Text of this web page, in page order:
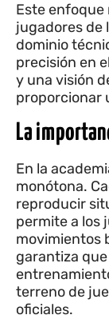
Este enfoque
jugadores de
dominio
precisión en
y una visión
proporcionar
La
En la
monótona.
reproducir
permite a los
movimientos
garantiza
terreno de
oficiales.